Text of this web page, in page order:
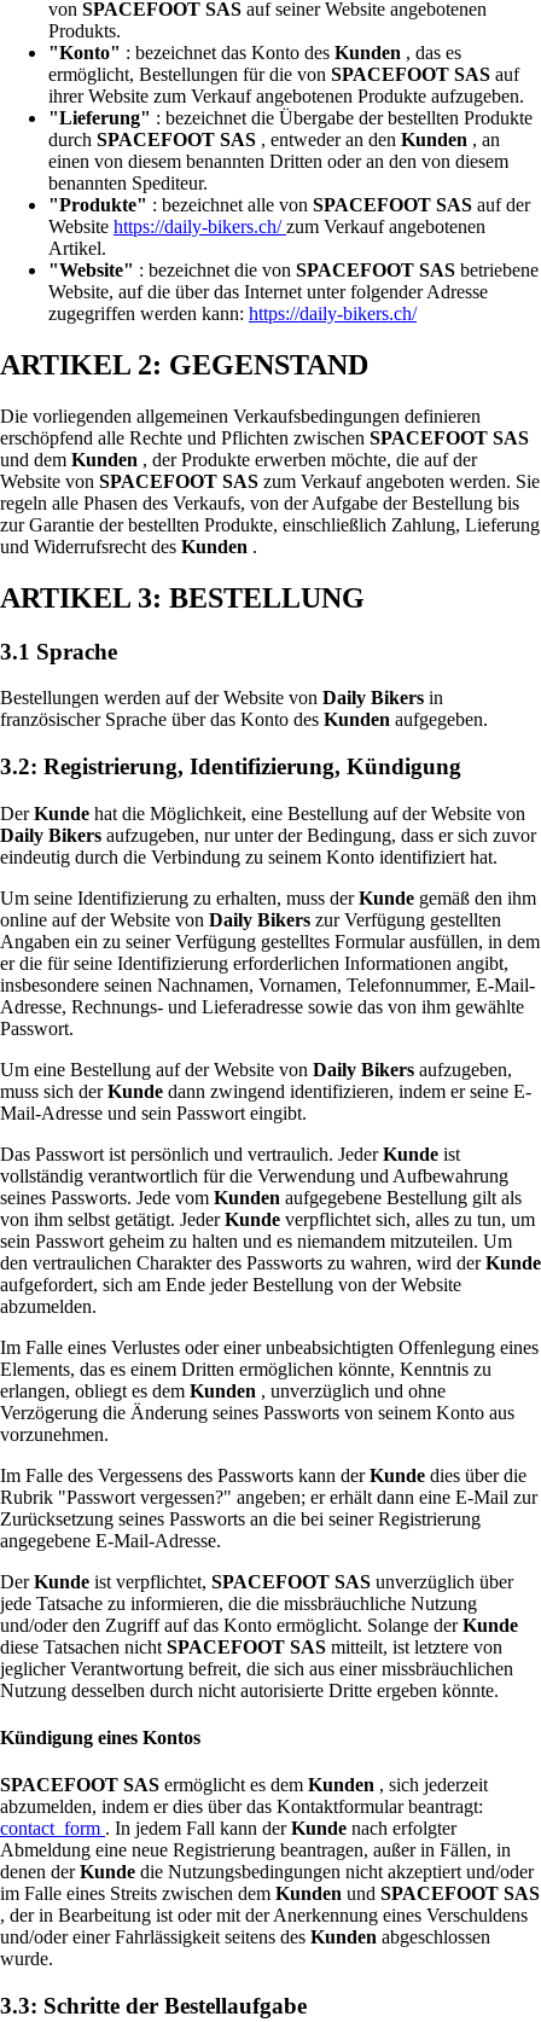
von SPACEFOOT SAS auf seiner Website angebotenen
Produkts.
"Konto" : bezeichnet das Konto des Kunden , das es
ermöglicht, Bestellungen für die von SPACEFOOT SAS auf
ihrer Website zum Verkauf angebotenen Produkte aufzugeben.
"Lieferung" : bezeichnet die Übergabe der bestellten Produkte
durch SPACEFOOT SAS , entweder an den Kunden , an
einen von diesem benannten Dritten oder an den von diesem
benannten Spediteur.
"Produkte" : bezeichnet alle von SPACEFOOT SAS auf der
Website https://daily-bikers.ch/zum Verkauf angebotenen
Artikel.
"Website" : bezeichnet die von SPACEFOOT SAS betriebene
Website, auf die über das Internet unter folgender Adresse
zugegriffen werden kann: https://daily-bikers.ch/
ARTIKEL 2: GEGENSTAND
Die vorliegenden allgemeinen Verkaufsbedingungen definieren
erschöpfend alle Rechte und Pflichten zwischen SPACEFOOT SAS
und dem Kunden , der Produkte erwerben möchte, die auf der
Website von SPACEFOOT SAS zum Verkauf angeboten werden. Sie
regeln alle Phasen des Verkaufs, von der Aufgabe der Bestellung bis
zur Garantie der bestellten Produkte, einschließlich Zahlung, Lieferung
und Widerrufsrecht des Kunden .
ARTIKEL 3: BESTELLUNG
3.1 Sprache
Bestellungen werden auf der Website von Daily Bikers in
französischer Sprache über das Konto des Kunden aufgegeben.
3.2: Registrierung, Identifizierung, Kündigung
DerKunde hat die Möglichkeit, eine Bestellung auf der Website von
Daily Bikers aufzugeben, nur unter der Bedingung, dass er sich zuvor
eindeutig durch die Verbindung zu seinem Konto identifiziert hat.
Um seine Identifizierung zu erhalten, muss derKunde gemäß den ihm
online auf der Website von Daily Bikers zur Verfügung gestellten
Angaben ein zu seiner Verfügung gestelltes Formular ausfüllen, in dem
er die für seine Identifizierung erforderlichen Informationen angibt,
insbesondere seinen Nachnamen, Vornamen, Telefonnummer, E-Mail-
Adresse, Rechnungs- und Lieferadresse sowie das von ihm gewählte
Passwort.
Um eine Bestellung auf der Website von Daily Bikers aufzugeben,
muss sich derKunde dann zwingend identifizieren, indem er seine E-
Mail-Adresse und sein Passwort eingibt.
Das Passwort ist persönlich und vertraulich. JederKunde ist
vollständig verantwortlich für die Verwendung und Aufbewahrung
seines Passworts. Jede vom Kunden aufgegebene Bestellung gilt als
von ihm selbst getätigt. JederKunde verpflichtet sich, alles zu tun, um
sein Passwort geheim zu halten und es niemandem mitzuteilen. Um
den vertraulichen Charakter des Passworts zu wahren, wird derKunde
aufgefordert, sich am Ende jeder Bestellung von der Website
abzumelden.
Im Falle eines Verlustes oder einer unbeabsichtigten Offenlegung eines
Elements, das es einem Dritten ermöglichen könnte, Kenntnis zu
erlangen, obliegt es dem Kunden , unverzüglich und ohne
Verzögerung die Änderung seines Passworts von seinem Konto aus
vorzunehmen.
Im Falle des Vergessens des Passworts kann derKunde dies über die
Rubrik "Passwort vergessen?" angeben; er erhält dann eine E-Mail zur
Zurücksetzung seines Passworts an die bei seiner Registrierung
angegebene E-Mail-Adresse.
DerKunde ist verpflichtet, SPACEFOOT SAS unverzüglich über
jede Tatsache zu informieren, die die missbräuchliche Nutzung
und/oder den Zugriff auf das Konto ermöglicht. Solange derKunde
diese Tatsachen nicht SPACEFOOT SAS mitteilt, ist letztere von
jeglicher Verantwortung befreit, die sich aus einer missbräuchlichen
Nutzung desselben durch nicht autorisierte Dritte ergeben könnte.
Kündigung eines Kontos
SPACEFOOT SAS ermöglicht es dem Kunden , sich jederzeit
abzumelden, indem er dies über das Kontaktformular beantragt:
contact_form . In jedem Fall kann derKunde nach erfolgter
Abmeldung eine neue Registrierung beantragen, außer in Fällen, in
denen derKunde die Nutzungsbedingungen nicht akzeptiert und/oder
im Falle eines Streits zwischen dem Kunden und SPACEFOOT SAS
, der in Bearbeitung ist oder mit der Anerkennung eines Verschuldens
und/oder einer Fahrlässigkeit seitens des Kunden abgeschlossen
wurde.
3.3: Schritte der Bestellaufgabe